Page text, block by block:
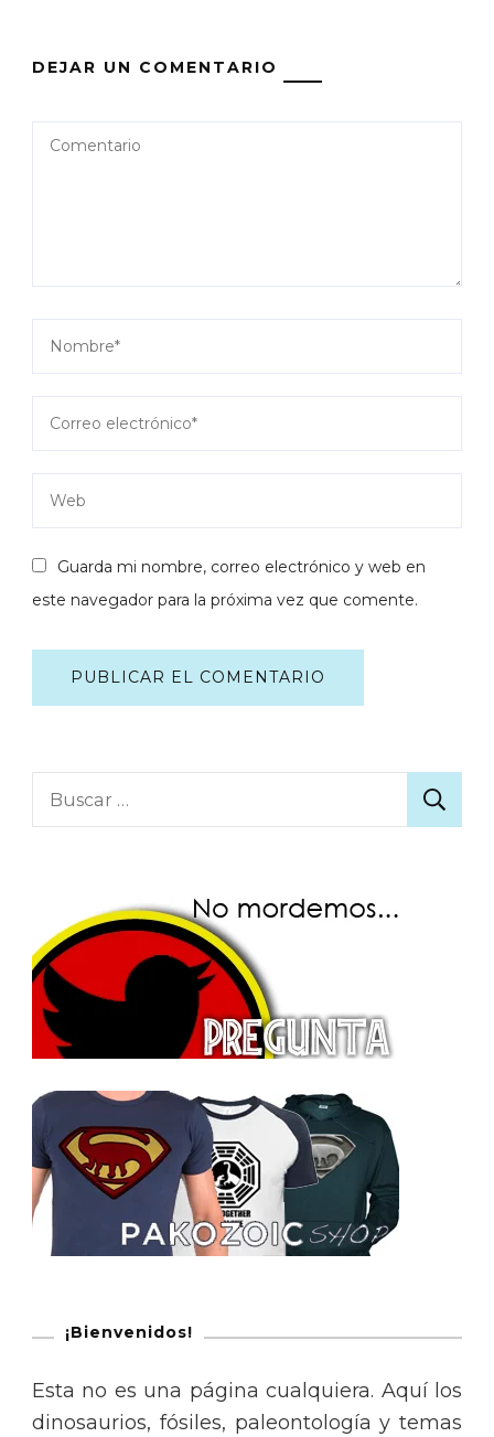
DEJAR UN COMENTARIO
Guarda mi nombre, correo electrónico y web en
este navegador para la próxima vez que comente.
Buscar:
¡Bienvenidos!
Esta no es una página cualquiera. Aquí los
dinosaurios, fósiles, paleontología y temas